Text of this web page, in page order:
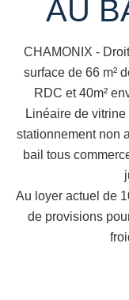
AU
CHAMONIX -
surface de 66 m²
RDC et 40m²
Linéaire de
stationnement non
bail tous
Au loyer actuel de
de provisions